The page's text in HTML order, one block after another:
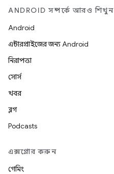
ANDROID সম্পর্কে আরও শিখুন
Android
এন্টারপ্রাইজের জন্য Android
নিরাপত্তা
সোর্স
খবর
ব্লগ
Podcasts
এক্সপ্লোর করুন
গেমিং